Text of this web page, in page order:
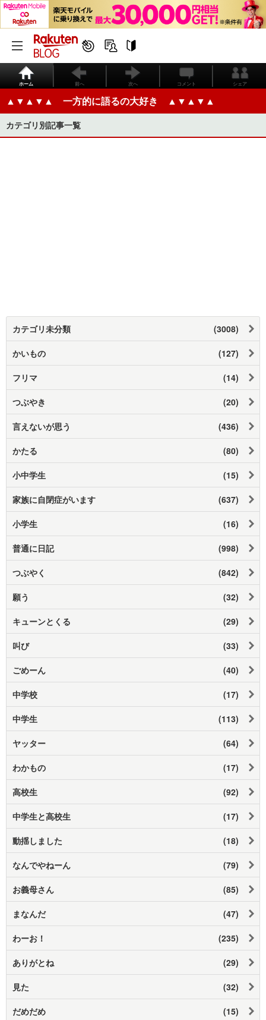
ホーム 前へ 次へ コメント シェア
▲▼▲▼▲ 一方的に語るの大好き ▲▼▲▼▲
カテゴリ別記事一覧
カテゴリ未分類 (3008)
かいもの (127)
フリマ (14)
つぶやき (20)
言えないが思う (436)
かたる (80)
小中学生 (15)
家族に自閉症がいます (637)
小学生 (16)
普通に日記 (998)
つぶやく (842)
願う (32)
キューンとくる (29)
叫び (33)
ごめーん (40)
中学校 (17)
中学生 (113)
ヤッター (64)
わかもの (17)
高校生 (92)
中学生と高校生 (17)
動揺しました (18)
なんでやねーん (79)
お義母さん (85)
まなんだ (47)
わーお！ (235)
ありがとね (29)
見た (32)
だめだめ (15)